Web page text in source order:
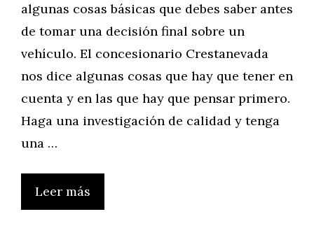
algunas cosas básicas que debes saber antes
de tomar una decisión final sobre un
vehículo. El concesionario Crestanevada
nos dice algunas cosas que hay que tener en
cuenta y en las que hay que pensar primero.
Haga una investigación de calidad y tenga
una …
Leer más